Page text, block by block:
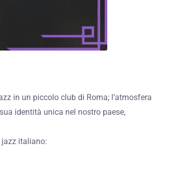
in un piccolo club di Roma; l’atmosfera
identità unica nel nostro paese,
italiano: